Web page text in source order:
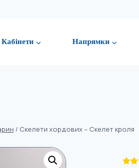
Кабінети Напрямки
/ Скелети хордових – Скелет кроля
